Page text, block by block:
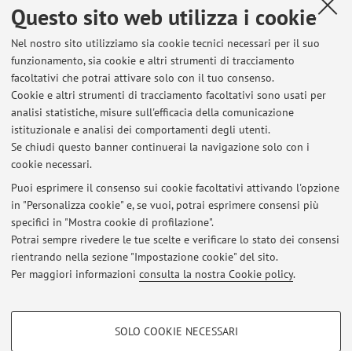
Questo sito web utilizza i cookie
Nel nostro sito utilizziamo sia cookie tecnici necessari per il suo
funzionamento, sia cookie e altri strumenti di tracciamento
facoltativi che potrai attivare solo con il tuo consenso.
Cookie e altri strumenti di tracciamento facoltativi sono usati per
analisi statistiche, misure sull'efficacia della comunicazione
istituzionale e analisi dei comportamenti degli utenti.
Se chiudi questo banner continuerai la navigazione solo con i
cookie necessari.
Puoi esprimere il consenso sui cookie facoltativi attivando l'opzione
in "Personalizza cookie" e, se vuoi, potrai esprimere consensi più
specifici in "Mostra cookie di profilazione".
Potrai sempre rivedere le tue scelte e verificare lo stato dei consensi
rientrando nella sezione "Impostazione cookie" del sito.
Per maggiori informazioni consulta la nostra Cookie policy.
COOKIE DI PROFILAZIONE - FACOLTATIVI
SOLO COOKIE NECESSARI
secondo semestre e che ciò ha ridotto il numero di
appelli disponibili per chi di voi si dovesse laureare dopo
l'estate, grazie ...
Pubblicato il: 26 giugno 2026
Storia greca M-Z (corsi anteriori all'a.a.
2025/2026)
Le studentesse e gli studenti iscritti all'attività formativa
Storia greca M-Z dell'anno accademico 2024/2025 (o
precedenti), a partire dall'appello del 26 gennaio 2026,
potranno iscriversi agli appelli d'esame dedicati con il
sottoscritto. Come già comunicato dalla prof.ssa Alice
Bencivenni, per tutti ...
Pubblicato il: 26 febbraio 2026
Area riservata